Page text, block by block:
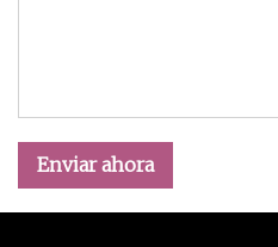
Enviar ahora